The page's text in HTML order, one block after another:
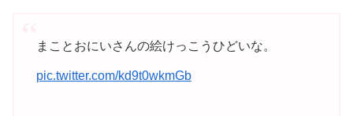
まことおにいさんの絵けっこうひどいな。
pic.twitter.com/kd9t0wkmGb